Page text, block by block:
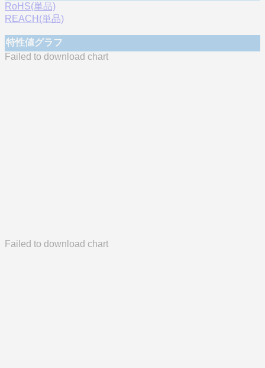
RoHS(単品)
REACH(単品)
特性値グラフ
Failed to download chart
Failed to download chart